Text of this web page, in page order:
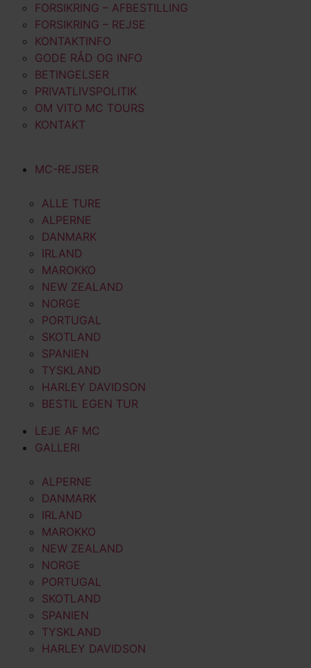
FORSIKRING – AFBESTILLING
FORSIKRING – REJSE
KONTAKTINFO
GODE RÅD OG INFO
BETINGELSER
PRIVATLIVSPOLITIK
OM VITO MC TOURS
KONTAKT
MC-REJSER
ALLE TURE
ALPERNE
DANMARK
IRLAND
MAROKKO
NEW ZEALAND
NORGE
PORTUGAL
SKOTLAND
SPANIEN
TYSKLAND
HARLEY DAVIDSON
BESTIL EGEN TUR
LEJE AF MC
GALLERI
ALPERNE
DANMARK
IRLAND
MAROKKO
NEW ZEALAND
NORGE
PORTUGAL
SKOTLAND
SPANIEN
TYSKLAND
HARLEY DAVIDSON